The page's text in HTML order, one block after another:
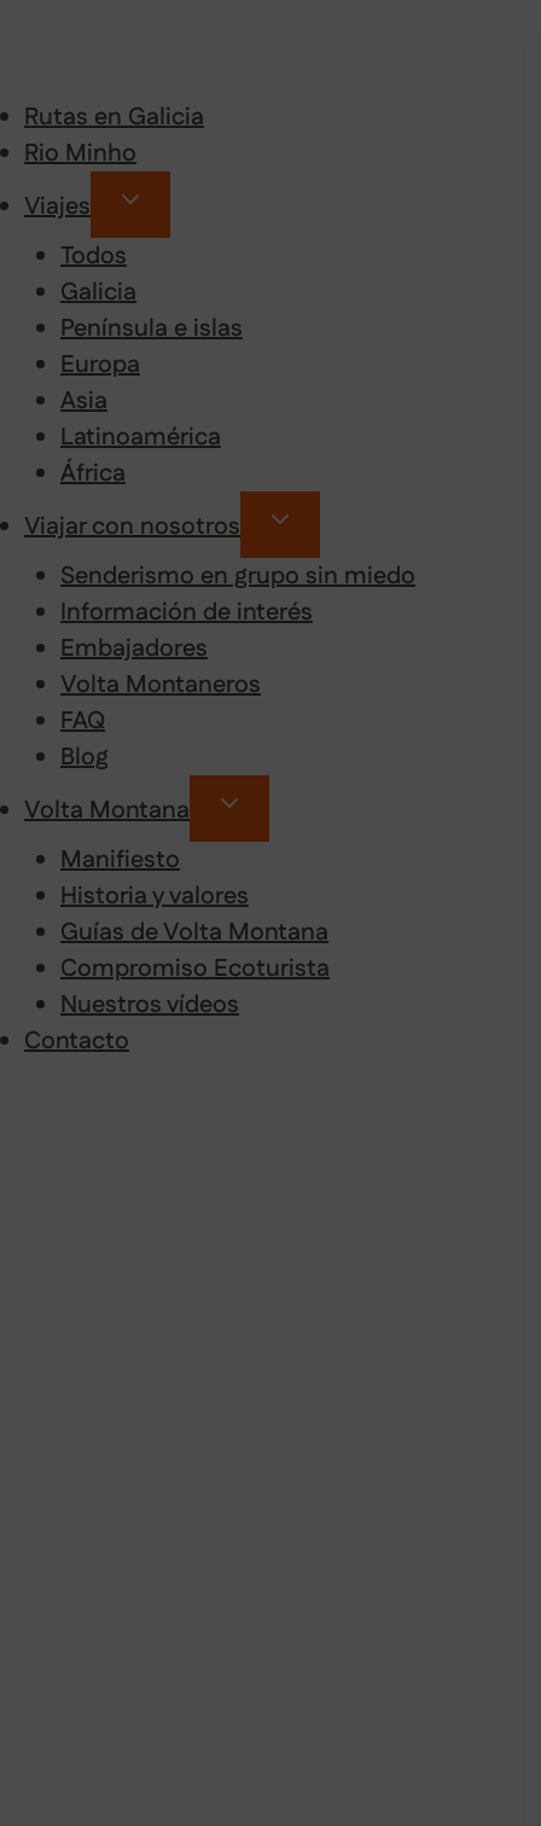
Rutas en Galicia
Rio Minho
Viajes
Todos
Galicia
Península e islas
Europa
Asia
Latinoamérica
África
Viajar con nosotros
Senderismo en grupo sin miedo
Información de interés
Embajadores
Volta Montaneros
FAQ
Blog
Volta Montana
Manifiesto
Historia y valores
Guías de Volta Montana
Compromiso Ecoturista
Nuestros vídeos
Contacto